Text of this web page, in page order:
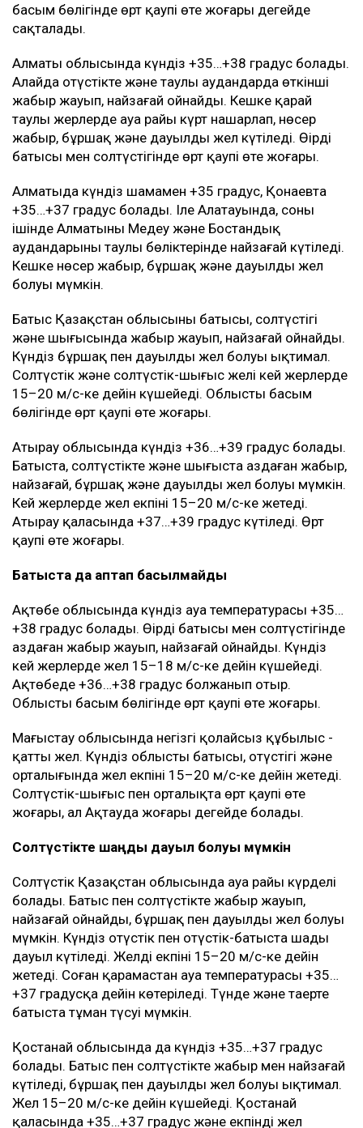
басым бөлігінде өрт қаупі өте жоғары деңгейде
сақталады.
Алматы облысында күндіз +35…+38 градус болады.
Алайда оңтүстікте және таулы аудандарда өткінші
жаңбыр жауып, найзағай ойнайды. Кешке қарай
таулы жерлерде ауа райы күрт нашарлап, нөсер
жаңбыр, бұршақ және дауылды жел күтіледі. Өңірдің
батысы мен солтүстігінде өрт қаупі өте жоғары.
Алматыда күндіз шамамен +35 градус, Қонаевта
+35…+37 градус болады. Іле Алатауында, соның
ішінде Алматының Медеу және Бостандық
аудандарының таулы бөліктерінде найзағай күтіледі.
Кешке нөсер жаңбыр, бұршақ және дауылды жел
болуы мүмкін.
Батыс Қазақстан облысының батысы, солтүстігі
және шығысында жаңбыр жауып, найзағай ойнайды.
Күндіз бұршақ пен дауылды жел болуы ықтимал.
Солтүстік және солтүстік-шығыс желі кей жерлерде
15–20 м/с-ке дейін күшейеді. Облыстың басым
бөлігінде өрт қаупі өте жоғары.
Атырау облысында күндіз +36…+39 градус болады.
Батыста, солтүстікте және шығыста аздаған жаңбыр,
найзағай, бұршақ және дауылды жел болуы мүмкін.
Кей жерлерде жел екпіні 15–20 м/с-ке жетеді.
Атырау қаласында +37…+39 градус күтіледі. Өрт
қаупі өте жоғары.
Батыста да аптап басылмайды
Ақтөбе облысында күндіз ауа температурасы +35…
+38 градус болады. Өңірдің батысы мен солтүстігінде
аздаған жаңбыр жауып, найзағай ойнайды. Күндіз
кей жерлерде жел 15–18 м/с-ке дейін күшейеді.
Ақтөбеде +36…+38 градус болжанып отыр.
Облыстың басым бөлігінде өрт қаупі өте жоғары.
Маңғыстау облысында негізгі қолайсыз құбылыс -
қатты жел. Күндіз облыстың батысы, оңтүстігі және
орталығында жел екпіні 15–20 м/с-ке дейін жетеді.
Солтүстік-шығыс пен орталықта өрт қаупі өте
жоғары, ал Ақтауда жоғары деңгейде болады.
Солтүстікте шаңды дауыл болуы мүмкін
Солтүстік Қазақстан облысында ауа райы күрделі
болады. Батыс пен солтүстікте жаңбыр жауып,
найзағай ойнайды, бұршақ пен дауылды жел болуы
мүмкін. Күндіз оңтүстік пен оңтүстік-батыста шаңды
дауыл күтіледі. Желдің екпіні 15–20 м/с-ке дейін
жетеді. Соған қарамастан ауа температурасы +35…
+37 градусқа дейін көтеріледі. Түнде және таңертең
батыста тұман түсуі мүмкін.
Қостанай облысында да күндіз +35…+37 градус
болады. Батыс пен солтүстікте жаңбыр мен найзағай
күтіледі, бұршақ пен дауылды жел болуы ықтимал.
Жел 15–20 м/с-ке дейін күшейеді. Қостанай
қаласында +35…+37 градус және екпінді жел